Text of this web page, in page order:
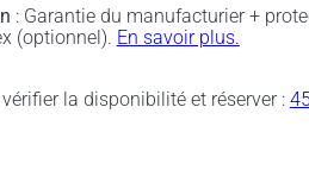
: Garantie du manufacturier +
(optionnel). En savoir plus.
la disponibilité et réserver :